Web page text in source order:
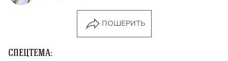
ПОШЕРИТЬ
СПЕЦТЕМА: